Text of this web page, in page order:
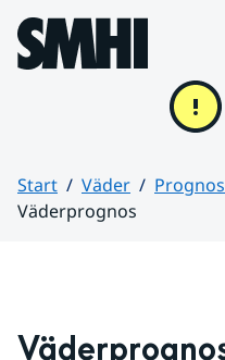
Hoppa till sidans innehåll
Start Väder
Väderprognos